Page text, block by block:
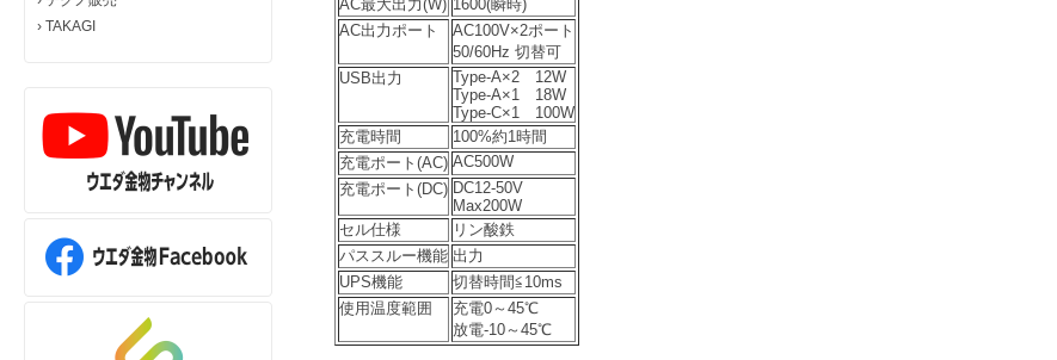
› TAKAGI
AC最大出力(W) 1600(瞬時)
AC出力ポート
AC100V×2ポート
50/60Hz 切替可
USB出力
Type-A×2 12W
Type-A×1 18W
Type-C×1 100W
充電時間
100%約1時間
充電ポート(AC) AC500W
充電ポート(DC) DC12-50V
Max200W
セル仕様
リン酸鉄
パススルー機能 出力
UPS機能
切替時間≦10ms
使用温度範囲
充電0～45℃
放電-10～45℃